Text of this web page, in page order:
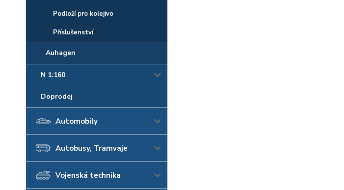
Podloží pro kolejivo
Příslušenství
Auhagen
N 1:160
Doprodej
Automobily
Autobusy, Tramvaje
Vojenská technika